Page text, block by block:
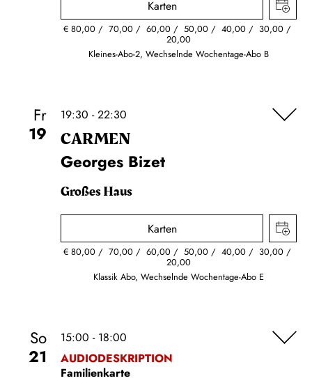
Karten
€80,00 70,00 60,00 50,00 40,00 30,00
20,00
Kleines-Abo-2, Wechselnde Wochentage-Abo B
Fr
19
19:30 - 22:30
CARMEN
Georges Bizet
Großes Haus
Karten
€80,00 70,00 60,00 50,00 40,00 30,00
20,00
Klassik Abo, Wechselnde Wochentage-Abo E
So
21
15:00 - 18:00
AUDIODESKRIPTION
Familienkarte